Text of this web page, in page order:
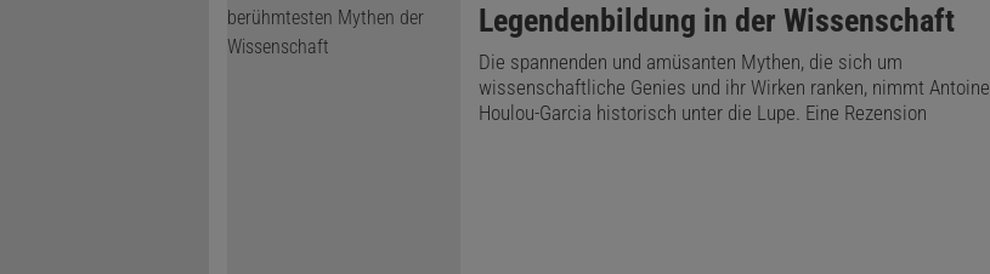
:
Legendenbildung in der Wissenschaft
Die spannenden und amüsanten Mythen, die sich um
wissenschaftliche Genies und ihr Wirken ranken, nimmt Antoine
Houlou-Garcia historisch unter die Lupe. Eine Rezension